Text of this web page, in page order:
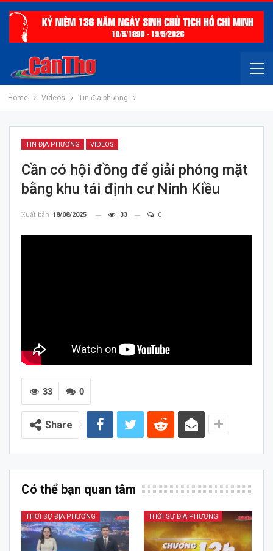
Home Videos Tin địa phương
TIN ĐỊA PHƯƠNG VIDEOS
Cần có hội đồng để giải phóng mặt
bằng khu tái định cư Ninh Kiều
Xuất bản 18/08/2025 33 0
0
33
Share
Có thể bạn quan tâm
THỜI SỰ ĐỊA PHƯƠNG THỜI SỰ ĐỊA PHƯƠNG